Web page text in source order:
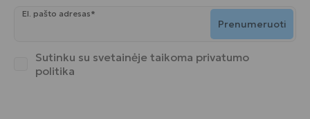
Prenumeruoti
El. pašto adresas*
Sutinku su svetainėje taikoma privatumo
politika